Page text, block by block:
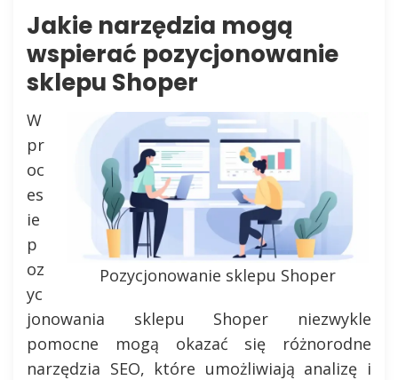
Jakie narzędzia mogą
wspierać pozycjonowanie
sklepu Shoper
Pozycjonowanie sklepu Shoper
W
pr
oc
es
ie
p
oz
yc
jonowania sklepu Shoper niezwykle
pomocne mogą okazać się różnorodne
narzędzia SEO, które umożliwiają analizę i